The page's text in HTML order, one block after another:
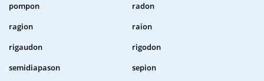
pompon
radon
ragion
raion
rigaudon
rigodon
semidiapason
sepion